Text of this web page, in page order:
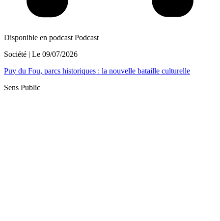
Disponible en podcast Podcast
Société | Le 09/07/2026
Puy du Fou, parcs historiques : la nouvelle bataille culturelle
Sens Public